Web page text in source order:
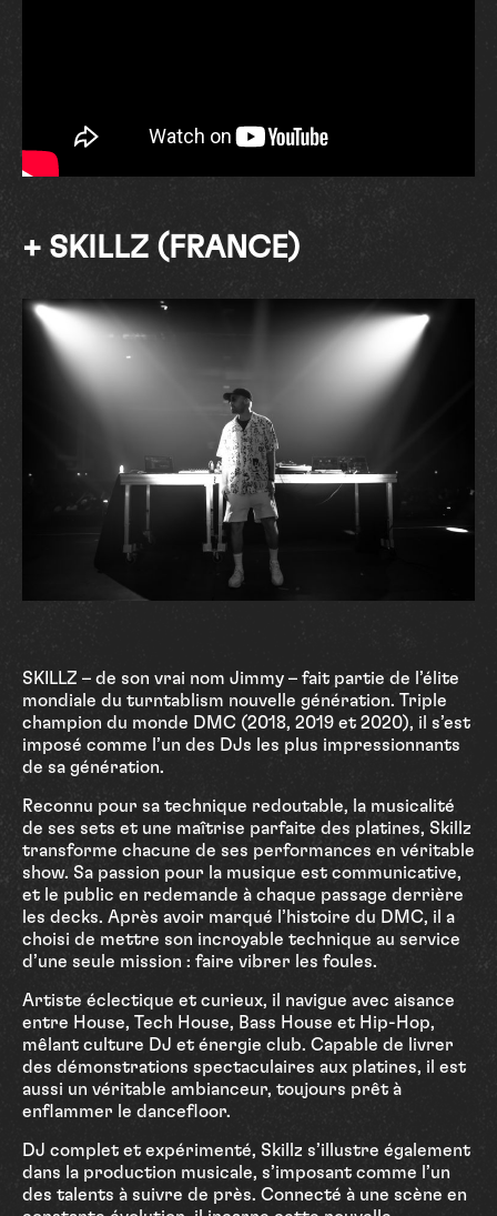
+ SKILLZ (FRANCE)
SKILLZ – de son vrai nom Jimmy – fait partie de l’élite
mondiale du turntablism nouvelle génération. Triple
champion du monde DMC (2018, 2019 et 2020), il s’est
imposé comme l’un des DJs les plus impressionnants
de sa génération.
Reconnu pour sa technique redoutable, la musicalité
de ses sets et une maîtrise parfaite des platines, Skillz
transforme chacune de ses performances en véritable
show. Sa passion pour la musique est communicative,
et le public en redemande à chaque passage derrière
les decks. Après avoir marqué l’histoire du DMC, il a
choisi de mettre son incroyable technique au service
d’une seule mission : faire vibrer les foules.
Artiste éclectique et curieux, il navigue avec aisance
entre House, Tech House, Bass House et Hip-Hop,
mêlant culture DJ et énergie club. Capable de livrer
des démonstrations spectaculaires aux platines, il est
aussi un véritable ambianceur, toujours prêt à
enflammer le dancefloor.
DJ complet et expérimenté, Skillz s’illustre également
dans la production musicale, s’imposant comme l’un
des talents à suivre de près. Connecté à une scène en